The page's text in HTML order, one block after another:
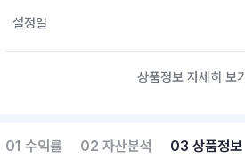
설정일
상품정보 자세히 보기
01 수익률 02 자산분석 03 상품정보